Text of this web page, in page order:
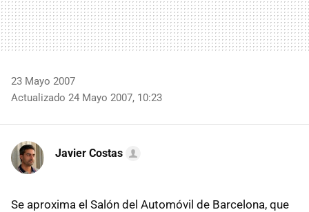
23 Mayo 2007
Actualizado 24 Mayo 2007, 10:23
Javier Costas
Se aproxima el Salón del Automóvil de Barcelona, que